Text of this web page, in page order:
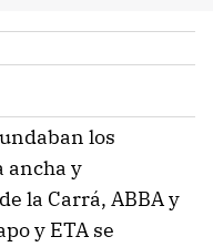
los
ancha y
la Carrá, ABBA y
y ETA se